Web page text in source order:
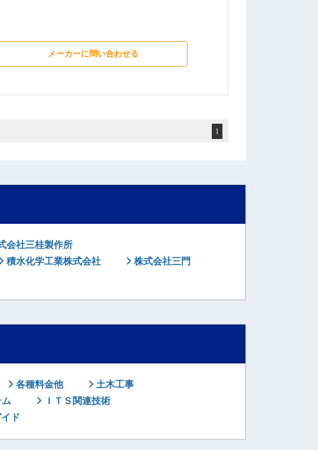
メーカーに問い合わせる
1
会社三桂製作所
積水化学工業株式会社
株式会社三門
各種料金他
土木工事
ム
ＩＴＳ関連技術
ド